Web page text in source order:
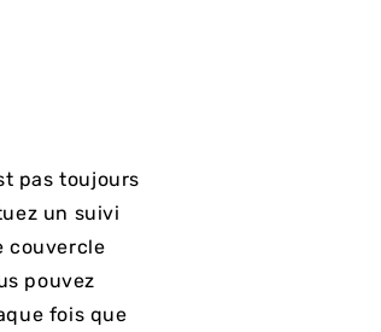
pas toujours
un suivi
couvercle
pouvez
fois que